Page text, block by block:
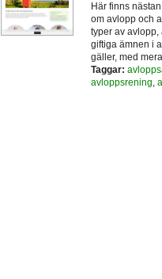
Här finns
om avlopp och
typer av
giftiga ämnen i
gäller, med
Taggar:
avloppsrening,